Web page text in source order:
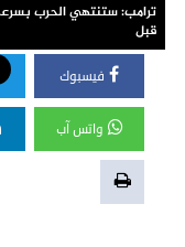
ترامب: ستنتهي الحرب
قبل
فيسبوك
واتس آب